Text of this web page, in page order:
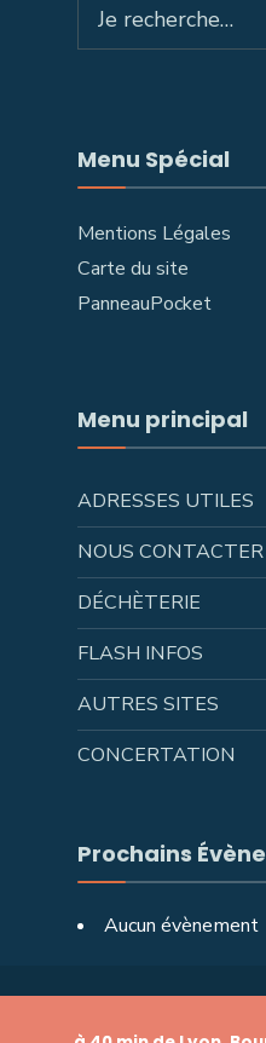
for:
Menu Spécial
Mentions Légales
Carte du site
PanneauPocket
Menu principal
ADRESSES UTILES
NOUS CONTACTER
DÉCHÈTERIE
FLASH INFOS
AUTRES SITES
CONCERTATION
Prochains
Aucun évènement